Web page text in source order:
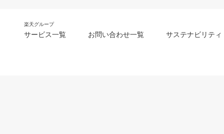
楽天グループ
サービス一覧 お問い合わせ一覧 サステナビリティ